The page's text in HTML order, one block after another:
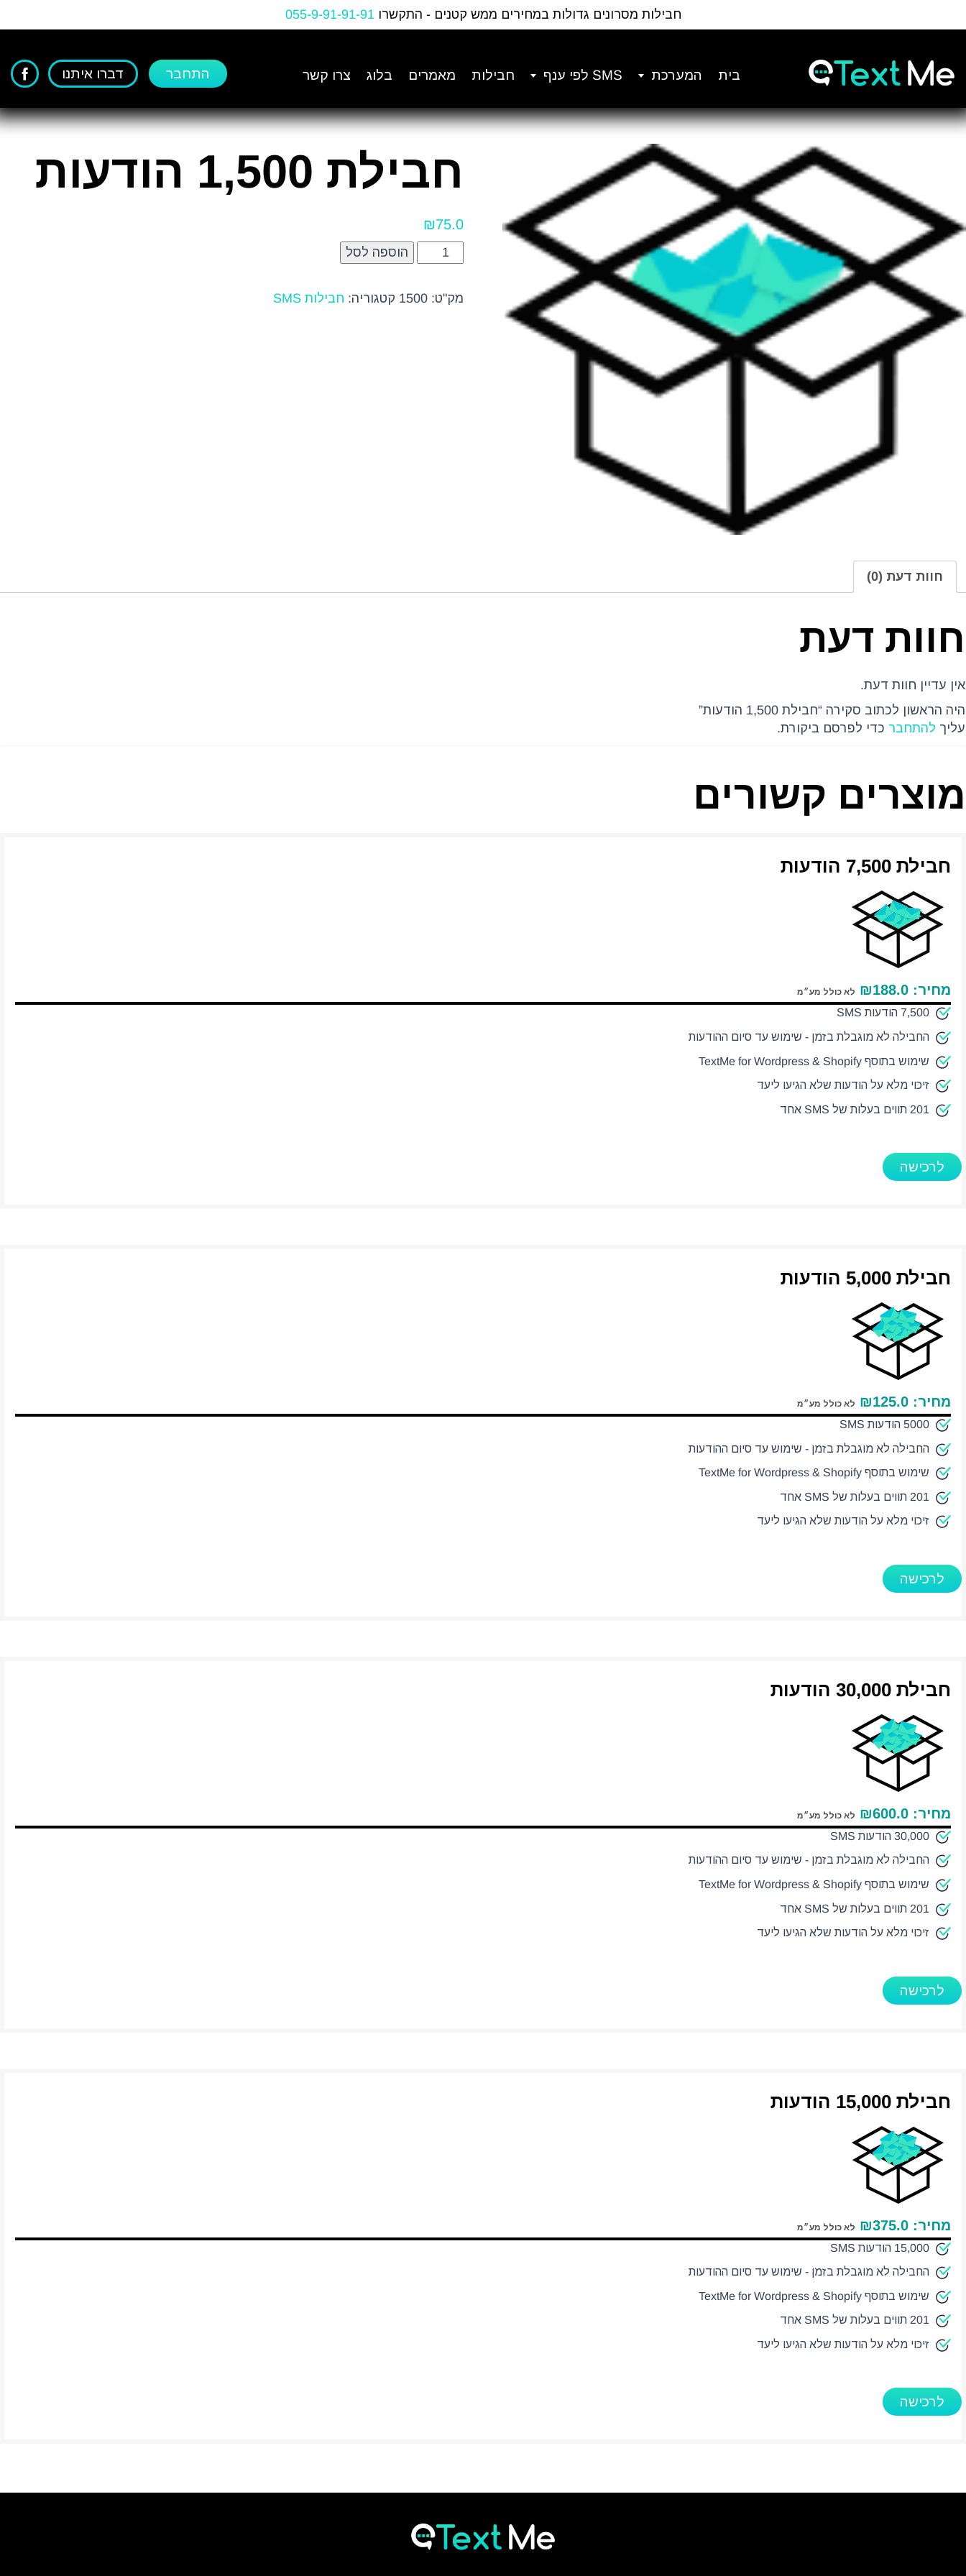
to
חבילות מסרונים גדולות במחירים ממש קטנים - התקשרו055-9-91-91-91
בית המערכת SMS לפי ענף חבילות מאמרים בלוג צרו קשר התחבר דברו איתנו
חבילת 1,500 הודעות
₪75.0
כמות של חבילת 1,500 הודעות
הוספה לסל
מק"ט: 1500 קטגוריה: חבילות SMS
חוות דעת (0)
חוות דעת
אין עדיין חוות דעת.
היה הראשון לכתוב סקירה “חבילת 1,500 הודעות”
עליך להתחבר כדי לפרסם ביקורת.
מוצרים קשורים
חבילת 7,500 הודעות
מחיר: ₪188.0 לא כולל מע״מ
7,500 הודעות SMS
החבילה לא מוגבלת בזמן - שימוש עד סיום ההודעות
שימוש בתוסף TextMe for Wordpress & Shopify
זיכוי מלא על הודעות שלא הגיעו ליעד
201 תווים בעלות של SMS אחד
לרכישה
חבילת 5,000 הודעות
מחיר: ₪125.0 לא כולל מע״מ
5000 הודעות SMS
החבילה לא מוגבלת בזמן - שימוש עד סיום ההודעות
שימוש בתוסף TextMe for Wordpress & Shopify
201 תווים בעלות של SMS אחד
זיכוי מלא על הודעות שלא הגיעו ליעד
לרכישה
חבילת 30,000 הודעות
מחיר: ₪600.0 לא כולל מע״מ
30,000 הודעות SMS
החבילה לא מוגבלת בזמן - שימוש עד סיום ההודעות
שימוש בתוסף TextMe for Wordpress & Shopify
201 תווים בעלות של SMS אחד
זיכוי מלא על הודעות שלא הגיעו ליעד
לרכישה
חבילת 15,000 הודעות
מחיר: ₪375.0 לא כולל מע״מ
15,000 הודעות SMS
החבילה לא מוגבלת בזמן - שימוש עד סיום ההודעות
שימוש בתוסף TextMe for Wordpress & Shopify
201 תווים בעלות של SMS אחד
זיכוי מלא על הודעות שלא הגיעו ליעד
לרכישה